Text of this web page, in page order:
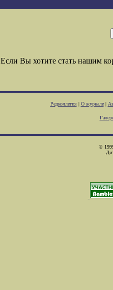
Если Вы хотите стать нашим
Редколлегия| О журнале|
©